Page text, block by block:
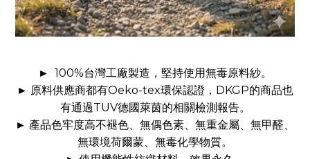
► 100%台灣工廠製造，堅持使用無毒原料紗。
► 原料供應商都有Oeko-tex環保認證， DKGP的商品也
有通過TUV德國萊茵的相關檢測報告。
► 產品色牢度高不褪色、無偶色素、無重金屬、無甲醛、
無環境荷爾蒙、無毒化學物質。